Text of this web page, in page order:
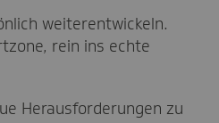
weiterentwickeln.
rein ins echte
Herausforderungen zu